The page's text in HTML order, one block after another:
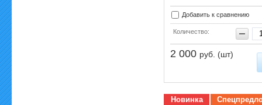
Добавить к сравнению
Количество:
2 000 руб. (шт)
Новинка